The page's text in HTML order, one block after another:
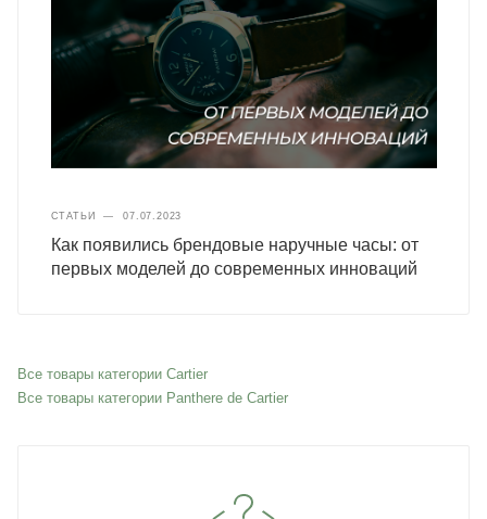
СТАТЬИ — 07.07.2023
Как появились брендовые наручные часы: от
первых моделей до современных инноваций
Все товары категории Cartier
Все товары категории Panthere de Cartier